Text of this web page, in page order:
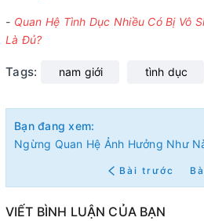
- Quan Hệ Tình Dục Nhiều Có Bị Vô
Là Đủ?
Tags: nam giới tình dục
Bạn đang xem:
Bài trước
VIẾT BÌNH LUẬN CỦA BẠN